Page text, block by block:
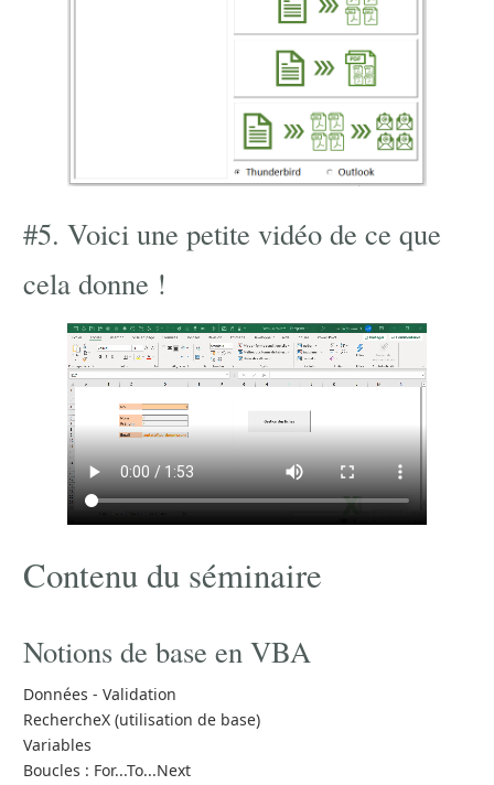
#5. Voici une petite vidéo de ce que
cela donne !
Contenu du séminaire
Notions de base en VBA
Données - Validation
RechercheX (utilisation de base)
Variables
Boucles : For...To...Next